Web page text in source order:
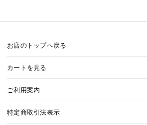
お店のトップへ戻る
カートを見る
ご利用案内
特定商取引法表示